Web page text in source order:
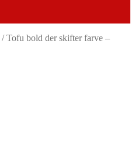
/Tofu bold der skifter farve –